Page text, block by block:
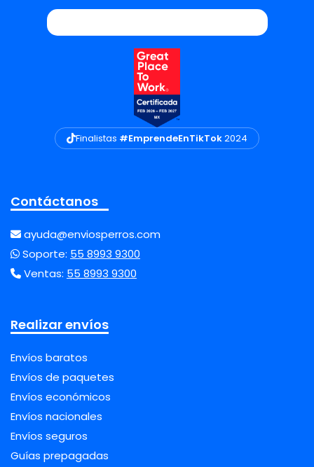
Finalistas #EmprendeEnTikTok2024
Contáctanos
ayuda@enviosperros.com
Soporte: 55 8993 9300
Ventas: 55 8993 9300
Realizar envíos
Envíos baratos
Envíos de paquetes
Envíos económicos
Envíos nacionales
Envíos seguros
Guías prepagadas